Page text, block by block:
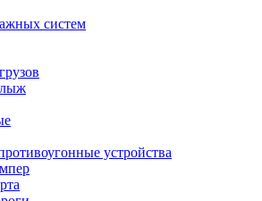
систем
лыж
устройства